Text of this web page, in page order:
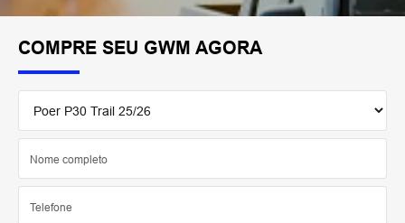
COMPRE SEU GWM AGORA